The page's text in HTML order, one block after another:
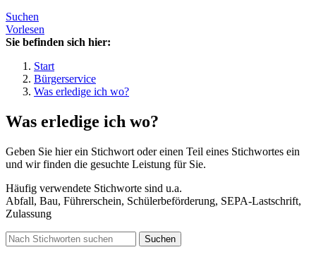
Suchen
Vorlesen
Sie befinden sich hier:
Start
Bürgerservice
Was erledige ich wo?
Was erledige ich wo?
Geben Sie hier ein Stichwort oder einen Teil eines Stichwortes ein
und wir finden die gesuchte Leistung für Sie.
Häufig verwendete Stichworte sind u.a.
Abfall, Bau, Führerschein, Schülerbeförderung, SEPA-Lastschrift,
Zulassung
Suchen